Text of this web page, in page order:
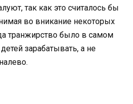
так как это считалось бы
во вникание некоторых
транжирство было в самом
зарабатывать, а не